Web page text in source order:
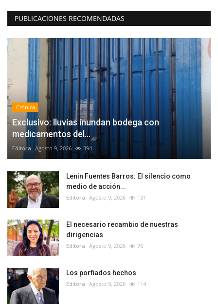
PUBLICACIONES RECOMENDADAS
Crónica
Exclusivo: lluvias inundan bodega con
medicamentos del...
Editora Agosto 9, 2026 394
Lenin Fuentes Barros: El silencio como
medio de acción...
Editora Agosto 9, 2026 131
El necesario recambio de nuestras
dirigencias
Editora Agosto 9, 2026 76
Los porfiados hechos
Editora Agosto 9, 2026 114